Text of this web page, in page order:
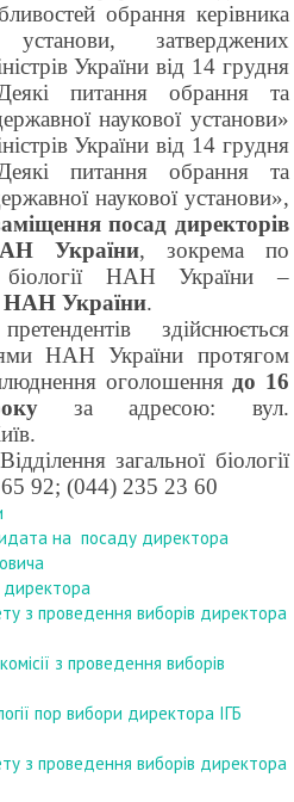
обрання керівника
затверджених
України від 14 грудня
питання обрання та
наукової установи»
України від 14 грудня
питання обрання та
наукової установи»,
посад директорів
України, зокрема по
біології НАН України –
НАН України.
здійснюється
НАН України протягом
оголошення до 16
за адресою: вул.
загальної біології
92; (044) 235 23 60
на посаду директора
директора
з проведення виборів директора
з проведення виборів
пор вибори директора ІГБ
з проведення виборів директора